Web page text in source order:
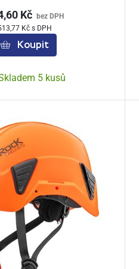
Kč
bez DPH
Kč s DPH
Koupit
5 kusů